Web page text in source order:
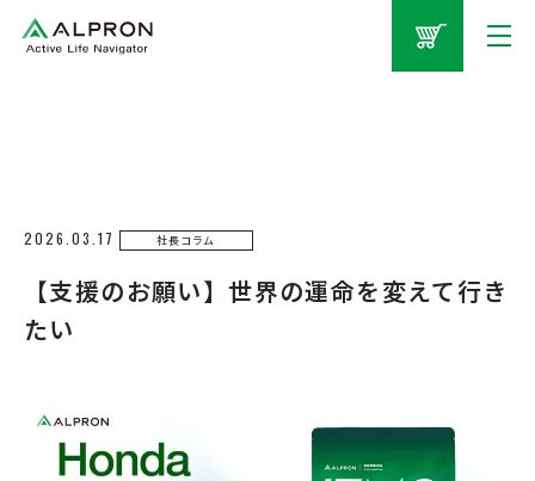
2026.03.17 社長コラム
【支援のお願い】世界の運命を変えて行き
たい